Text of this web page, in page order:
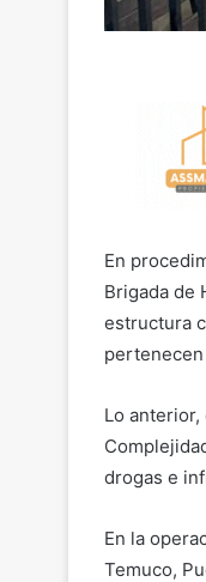
En
Brigada de
estructura
pertenecen
Lo
drogas e
En la
Temuco,